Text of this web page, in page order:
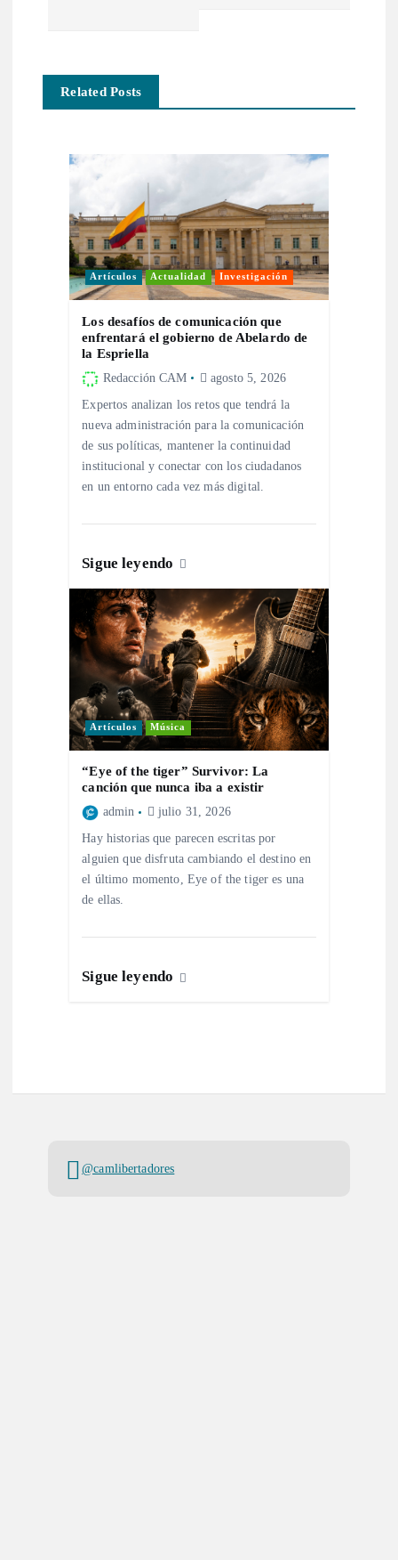
a
Related Posts
Artículos Actualidad Investigación
Los desafíos de comunicación que
enfrentará el gobierno de Abelardo de
la Espriella
Redacción CAM agosto 5, 2026
Expertos analizan los retos que tendrá la
nueva administración para la comunicación
de sus políticas, mantener la continuidad
institucional y conectar con los ciudadanos
en un entorno cada vez más digital.
Sigue leyendo
Artículos Música
“Eye of the tiger” Survivor: La
canción que nunca iba a existir
admin julio 31, 2026
Hay historias que parecen escritas por
alguien que disfruta cambiando el destino en
el último momento, Eye of the tiger es una
de ellas.
Sigue leyendo
@camlibertadores